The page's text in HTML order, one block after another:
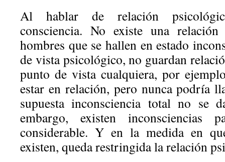
Al hablar de relación
consciencia. No existe una
hombres que se hallen en estado
de vista psicológico, no guardan
punto de vista cualquiera, por
estar en relación, pero nunca podría
supuesta inconsciencia total no se
embargo, existen inconsciencias
considerable. Y en la medida en
existen, queda restringida la relación